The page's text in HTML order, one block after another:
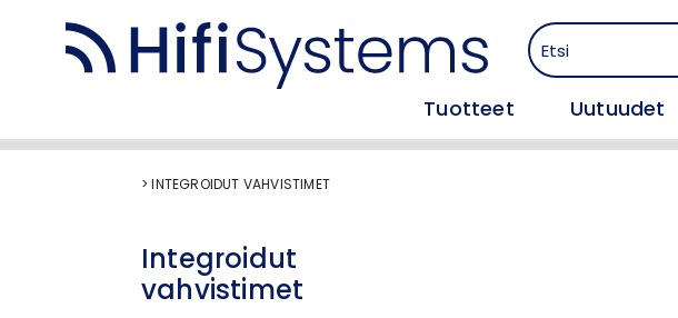
Tuotteet Uutuudet
>INTEGROIDUT VAHVISTIMET
Integroidut
vahvistimet